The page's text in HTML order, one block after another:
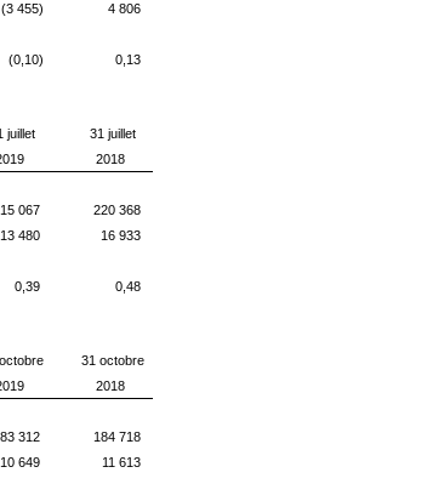
(3 455)
4 806
(0,10) 0,13
juillet
31 juillet
2018
067
220 368
13 480
16 933
0,39 0,48
31 octobre
2018
312
184 718
10 649
11 613